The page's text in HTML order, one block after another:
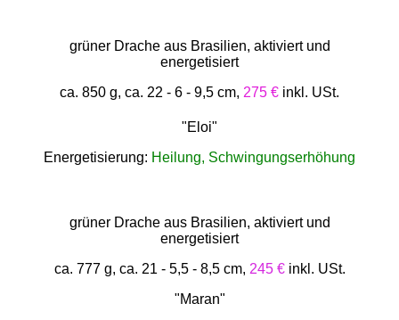
grüner Drache aus Brasilien, aktiviert und
energetisiert
ca. 850 g, ca. 22 - 6 - 9,5 cm, 275 € inkl. USt.
"Eloi"
Energetisierung: Heilung, Schwingungserhöhung
grüner Drache aus Brasilien, aktiviert und
energetisiert
ca. 777 g, ca. 21 - 5,5 - 8,5 cm, 245 €inkl. USt.
"Maran"